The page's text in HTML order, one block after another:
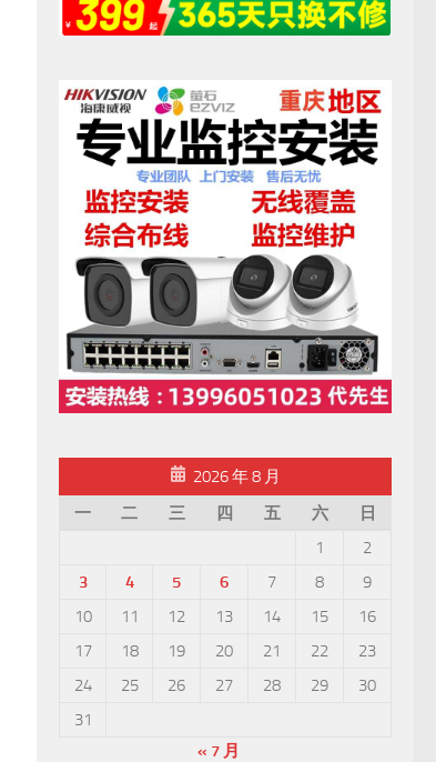
2026 年 8 月
一
二 三 四 五 六
日
1
2
3
4 5 6 7 8
9
10
11 12 13 14 15
16
17
18 19 20 21 22
23
24
25 26 27 28 29
30
31
« 7 月